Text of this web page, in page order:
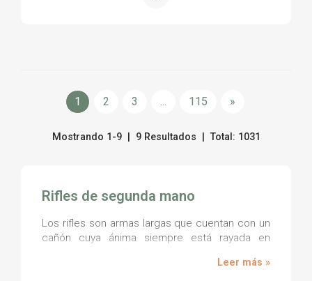
1 2 3 ... 115 »
Mostrando 1-9 | 9 Resultados | Total: 1031
Rifles de segunda mano
Los rifles son armas largas que cuentan con un
cañón cuya ánima siempre está rayada en
movimiento de rotación a medida que avanza
Leer más »